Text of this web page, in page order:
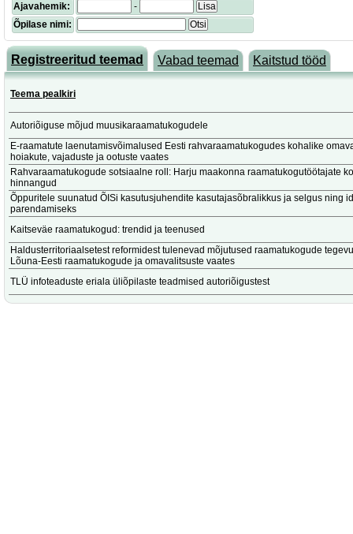
Ajavahemik:
-
Lisa
Õpilase nimi:
Otsi
Registreeritud teemad Vabad teemad Kaitstud tööd
Teema pealkiri
Autoriõiguse mõjud muusikaraamatukogudele
E-raamatute laenutamisvõimalused Eesti rahvaraamatukogudes kohalike
hoiakute, vajaduste ja ootuste vaates
Rahvaraamatukogude sotsiaalne roll: Harju maakonna raamatukogutöötajate
hinnangud
Õppuritele suunatud ÕISi kasutusjuhendite kasutajasõbralikkus ja selgus ning
parendamiseks
Kaitseväe raamatukogud: trendid ja teenused
Haldusterritoriaalsetest reformidest tulenevad mõjutused raamatukogude
Lõuna-Eesti raamatukogude ja omavalitsuste vaates
TLÜ infoteaduste eriala üliõpilaste teadmised autoriõigustest